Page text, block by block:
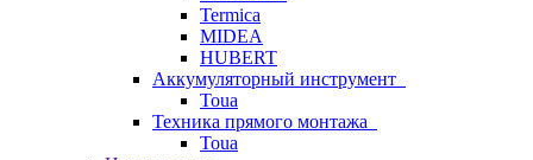
Termica
MIDEA
HUBERT
Аккумуляторный инструмент
Toua
Техника прямого монтажа
Toua